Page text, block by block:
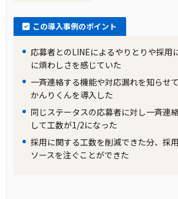
この導入事例のポイント
応募者とのLINEによるやりとりや採用
に煩わしさを感じていた
一斉連絡する機能や対応漏れを知らせ
かんりくんを導入した
同じステータスの応募者に対し一斉連
して工数が1/2になった
採用に関する工数を削減できた分、採
ソースを注ぐことができた